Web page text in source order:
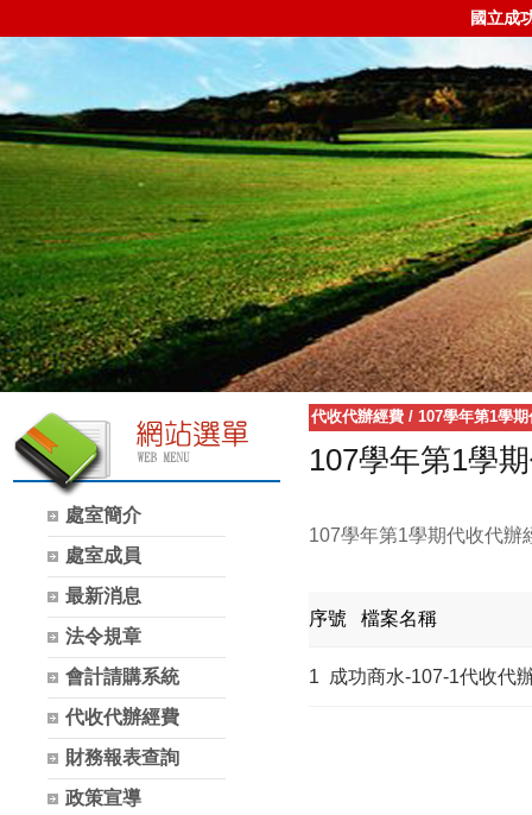
國立成
處室簡介
處室成員
最新消息
法令規章
會計請購系統
代收代辦經費
財務報表查詢
政策宣導
代收代辦經費 / 107學年第1學
107學年第1學
107學年第1學期代收代辦
序號 檔案名稱
1 成功商水-107-1代收代